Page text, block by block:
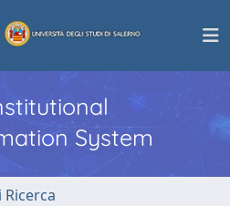
System